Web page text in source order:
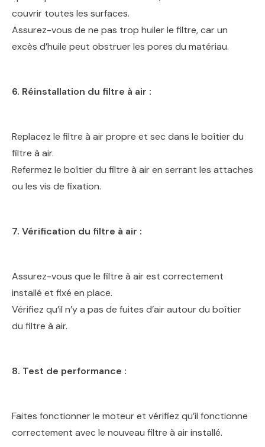
couvrir toutes les surfaces.
Assurez-vous de ne pas trop huiler le filtre, car un
excès d’huile peut obstruer les pores du matériau.
6. Réinstallation du filtre à air :
Replacez le filtre à air propre et sec dans le boîtier du
filtre à air.
Refermez le boîtier du filtre à air en serrant les attaches
ou les vis de fixation.
7. Vérification du filtre à air :
Assurez-vous que le filtre à air est correctement
installé et fixé en place.
Vérifiez qu’il n’y a pas de fuites d’air autour du boîtier
du filtre à air.
8. Test de performance :
Faites fonctionner le moteur et vérifiez qu’il fonctionne
correctement avec le nouveau filtre à air installé.